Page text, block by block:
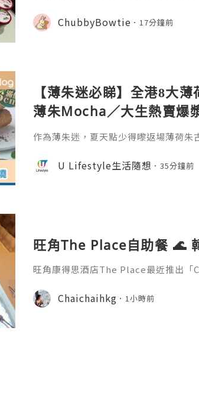
好錯過啊🤗今期主打各款日本經典料
鍋､脆炸海膽醬章魚小丸子､黑豚蕃茄
ChubbyBowtie 17分鐘前
【薄朱迷必睇】全港8大
薄朱Mocha／大生熱賣爆
燒
作為薄朱迷，夏天點少得嚟返場薄荷
感同朱古力香氣完美平衡嘅美食真係
推介嘅薄荷朱古力美食，即刻睇落去啦
U Lifestyle生活隨想 35分鐘前
旺角The Place自助餐 🌊
旺角康得思酒店The Place最近推出
饌，砂鍋醬味可樂炒牛肉、可樂蜜汁
魚撈伊麵，中西融合好搭！還有韓式
Chaichaihkg 1小時前